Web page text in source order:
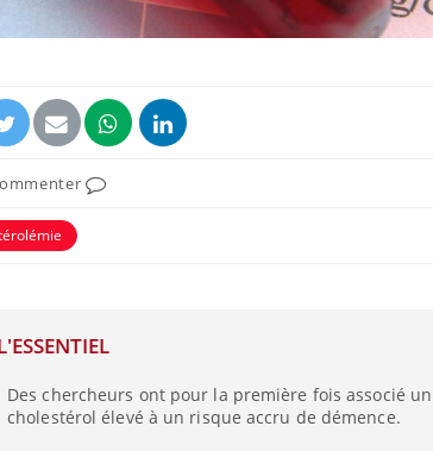
Des chercheurs ont pour la première fois associé
cholestérol élevé à un risque accru de démence.
La sieste empêche-t-elle